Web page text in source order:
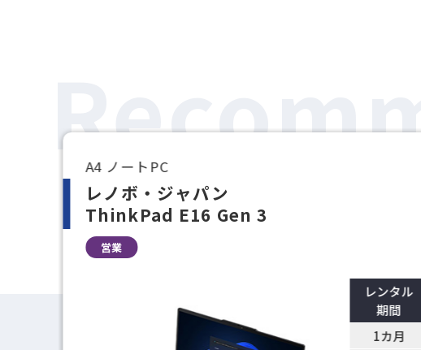
A4 ノートPC
レノボ・ジャパン
ThinkPad E16 Gen 3
営業
レンタル
期間
1カ月